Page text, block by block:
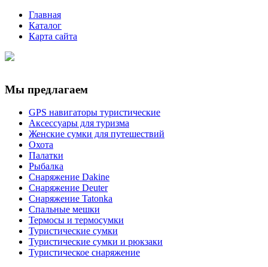
Главная
Каталог
Карта сайта
Мы предлагаем
GPS навигаторы туристические
Аксессуары для туризма
Женские сумки для путешествий
Охота
Палатки
Рыбалка
Снаряжение Dakine
Снаряжение Deuter
Снаряжение Tatonka
Спальные мешки
Термосы и термосумки
Туристические сумки
Туристические сумки и рюкзаки
Туристическое снаряжение